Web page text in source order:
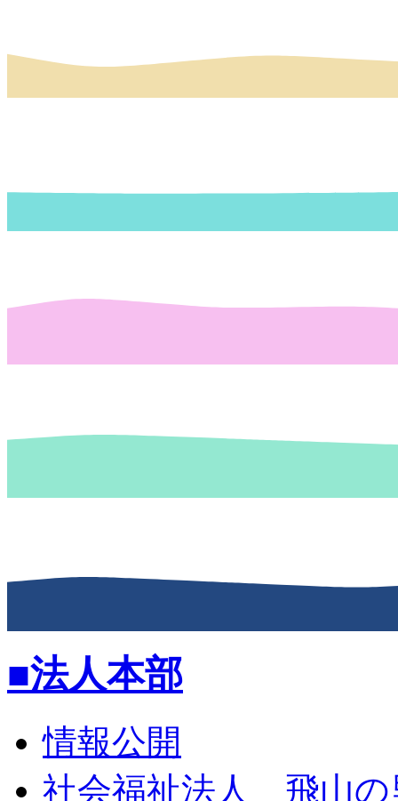
■法人本部
情報公開
社会福祉法人 飛山の